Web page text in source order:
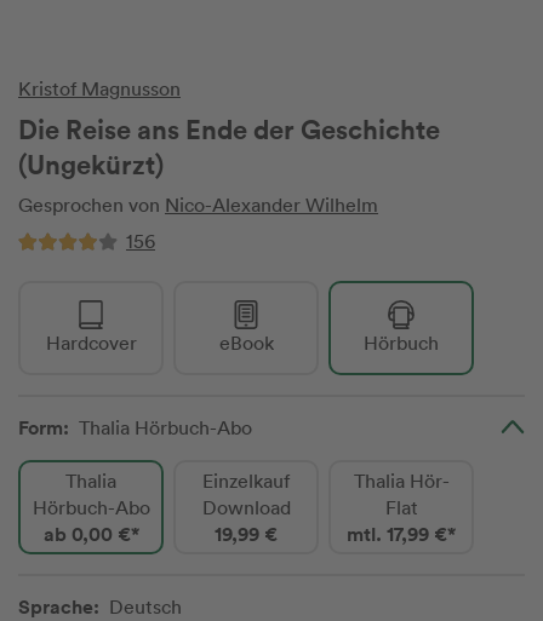
Kristof Magnusson
Die Reise ans Ende der Geschichte
(Ungekürzt)
Gesprochen von Nico-Alexander Wilhelm
156
Hardcover eBook Hörbuch
Form: Thalia Hörbuch-Abo
Thalia
Hörbuch-Abo
ab 0,00 €*
Einzelkauf
Download
19,99 €
Thalia Hör-
Flat
mtl. 17,99 €*
Sprache: Deutsch